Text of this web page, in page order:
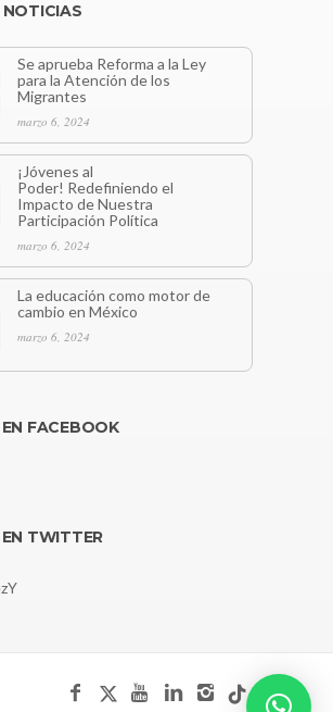
Se aprueba Reforma a la Ley
para la Atención de los
Migrantes
marzo 6, 2024
¡Jóvenes al
Poder! Redefiniendo el
Impacto de Nuestra
Participación Política
marzo 6, 2024
La educación como motor de
cambio en México
marzo 6, 2024
EN FACEBOOK
EN TWITTER